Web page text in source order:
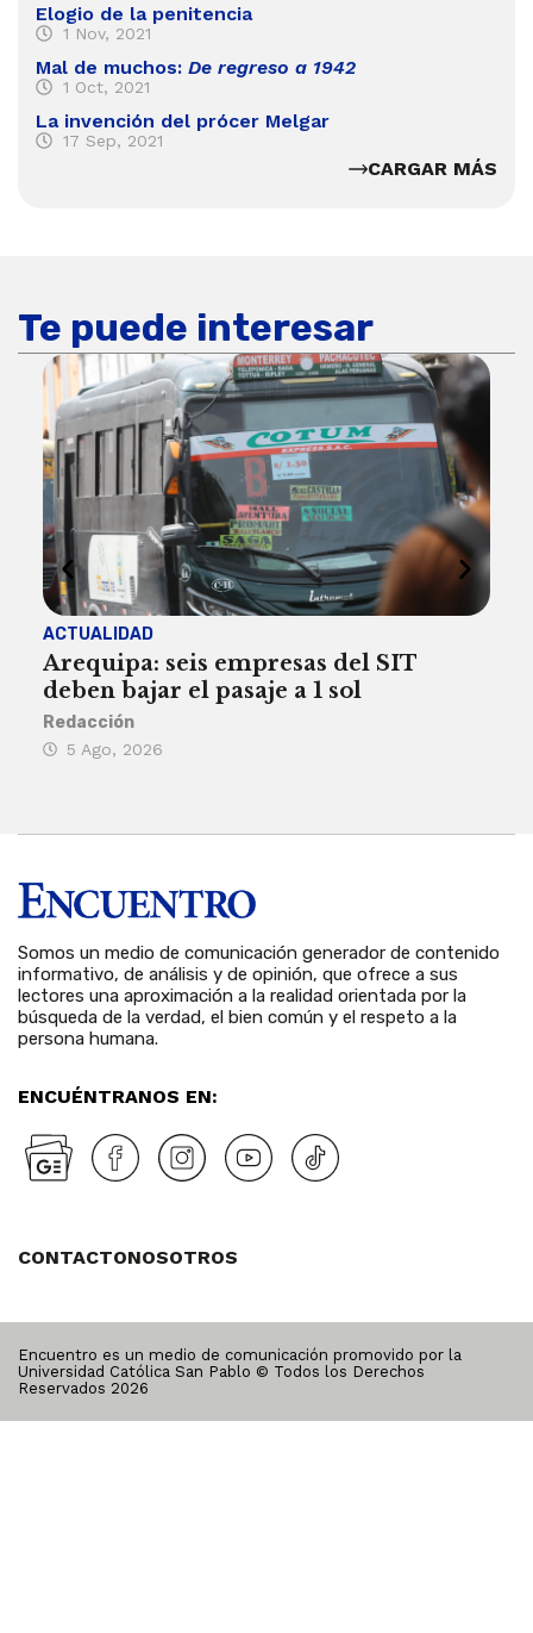
Elogio de la penitencia
1 Nov, 2021
Mal de muchos: De regreso a 1942
1 Oct, 2021
La invención del prócer Melgar
17 Sep, 2021
CARGAR MÁS
Te puede interesar
ACTUALIDAD
Arequipa: seis empresas del SIT
deben bajar el pasaje a 1 sol
Redacción
5 Ago, 2026
Somos un medio de comunicación generador de contenido
informativo, de análisis y de opinión, que ofrece a sus
lectores una aproximación a la realidad orientada por la
búsqueda de la verdad, el bien común y el respeto a la
persona humana.
ENCUÉNTRANOS EN:
CONTACTONOSOTROS
Encuentro es un medio de comunicación promovido por la
Universidad Católica San Pablo © Todos los Derechos
Reservados 2026